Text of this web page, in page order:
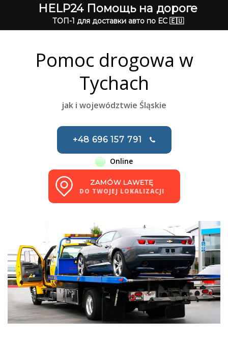
HELP24 Помощь на дороге
ТОП-1 для доставки авто по ЕС 🇪🇺
Pomoc drogowa w
Tychach
jak i województwie Śląskie
+48 696 157 791
Online
ZAMÓW LAWETĘ
DO TWOJEJ LOKALIZACJI